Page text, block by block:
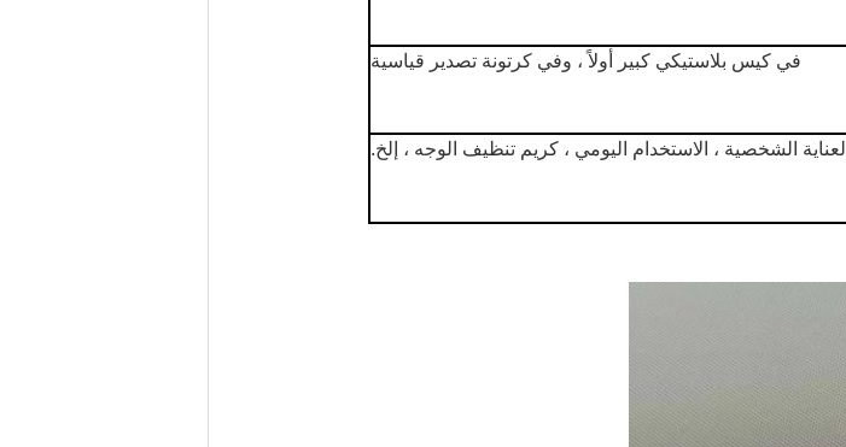
في كيس بلاستيكي كبير أولاً ، وفي كرتونة تصدير قياسية
العناية الشخصية ، الاستخدام اليومي ، كريم تنظيف الوجه ، إلخ.